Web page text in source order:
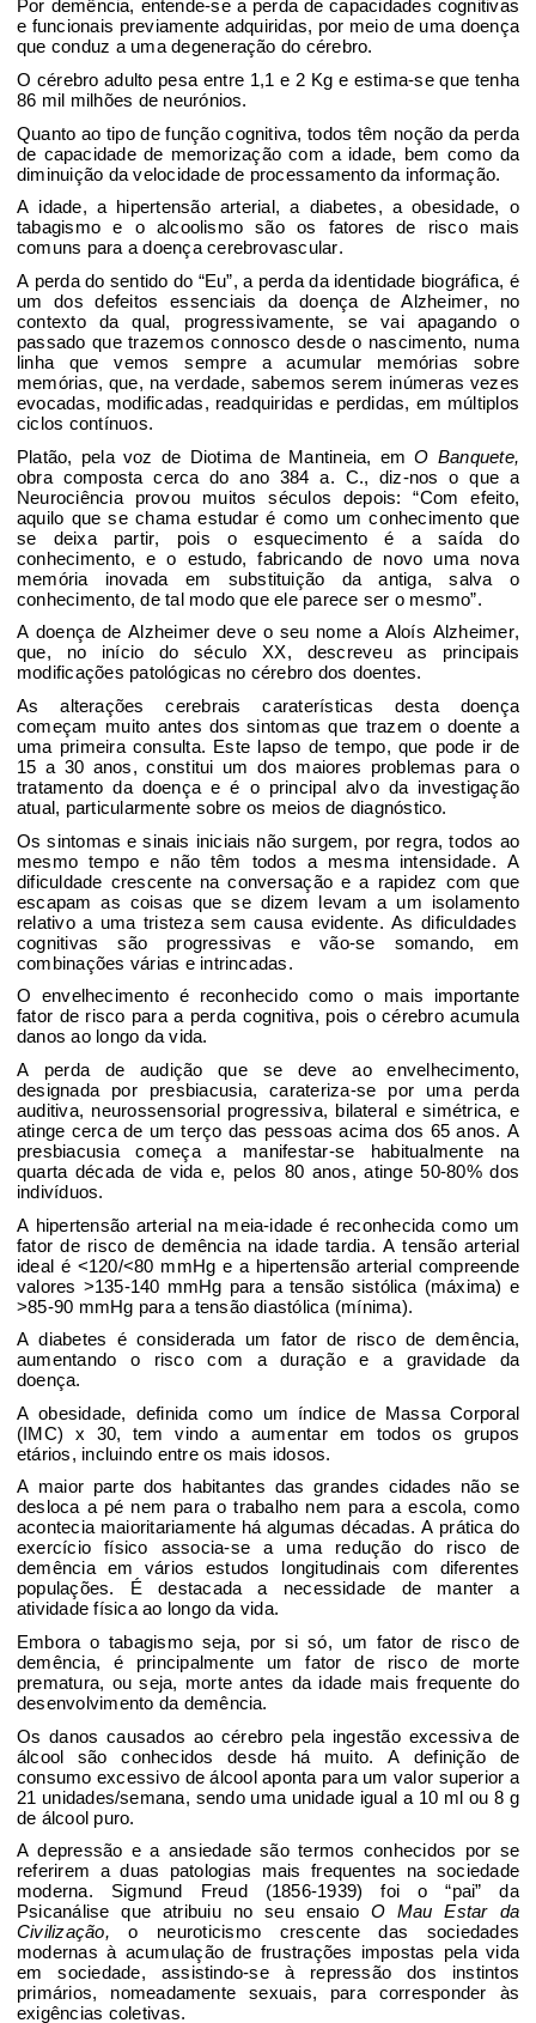
Por demência, entende-se a perda de capacidades cognitivas
e funcionais previamente adquiridas, por meio de uma doença
que conduz a uma degeneração do cérebro.
O cérebro adulto pesa entre 1,1 e 2 Kg e estima-se que tenha
86 mil milhões de neurónios.
Quanto ao tipo de função cognitiva, todos têm noção da perda
de capacidade de memorização com a idade, bem como da
diminuição da velocidade de processamento da informação.
A idade, a hipertensão arterial , a diabetes, a obesidade, o
tabagismo e o alcoolismosão os fatores de riscomais
comuns para a doença cerebrovascular.
A perda do sentido do “Eu”, a perda da identidade biográfica, é
um dos defeitos essenciaisda doença de Alzheimer, no
contexto da qual , progressivamente, se vai apagando o
passado que trazemos connosco desde o nascimento, numa
linha que vemossempre a acumular memórias sobre
memórias, que, na verdade, sabemos serem inúmeras vezes
evocadas, modificadas, readquiridas e perdidas, em múltiplos
ciclos contínuos.
Platão, pela voz de Diotima de Mantineia, emO Banquete,
obra composta cerca do ano 384 a. C., diz-nos o que a
Neurociência provou muitos séculos depois: “Com efeito,
aquilo que se chama estudar é como um conhecimento que
se deixa partir, pois o esquecimento é a saída do
conhecimento, e o estudo, fabricando de novo uma nova
memória inovada em substituição da antiga, salva o
conhecimento, de tal modo que ele parece ser o mesmo”.
A doença de Alzheimer deve o seu nome a Aloís Alzheimer,
que, no início do século XX, descreveuas principais
modificações patológicas no cérebro dos doentes.
As alterações cerebraiscaraterísticas desta doença
começam muito antes dos sintomas que trazem o doente a
uma primeira consulta. Este lapso de tempo, que pode ir de
15 a 30 anos, constitui um dos maiores problemas para o
tratamento da doença e é o principal alvo da investigação
atual , particularmente sobre os meiosde diagnóstico.
Os sintomas e sinais iniciais não surgem, por regra, todos ao
mesmo tempo e não têm todos a mesma intensidade. A
dificuldade crescente na conversação e a rapidez com que
escapam as coisas que se dizem levam a um isolamento
relativo a uma tristeza sem causa evidente. As dificuldades
cognitivas são progressivas e vão-se somando, em
combinações várias e intrincadas.
O envelhecimento é reconhecido como o mais importante
fator de risco para a perda cognitiva, pois o cérebroacumula
danos ao longo da vida.
A perda de audição que se deve ao envelhecimento,
designada por presbiacusia, carateriza-se por uma perda
auditiva, neurossensorial
progressiva, bilateral e simétrica, e
atinge cerca de um terço das pessoas acima dos 65 anos. A
presbiacusia começa a manifestar-se
habitualmente na
quarta década de vida e, pelos 80 anos, atinge 50-80%dos
indivíduos.
A hipertensão arterial na meia-idade é reconhecida como um
fatorde risco de demência na idade tardia. A tensão arterial
ideal é <120/<80 mmHg e a hipertensão arterial compreende
valores >135-140 mmHg para a tensão sistólica (máxima) e
>85-90 mmHg para a tensão diastólica (mínima).
A diabetes é considerada um fator de risco de demência,
aumentando o risco com a duraçãoe a gravidade da
doença.
A obesidade, definida como um índice de Massa Corporal
(IMC) x 30, tem vindo a aumentar em todos os grupos
etários, incluindo entre os mais idosos.
A maior parte dos habitantes das grandes cidades não se
desloca a pé nem para o trabalho nem para a escola, como
acontecia maioritariamente há algumas décadas. A prática do
exercício físico associa-se a uma redução do risco de
demência em vários estudos longitudinais com diferentes
populações. É destacada a necessidade de manter a
atividade físicaao longo da vida.
Embora o tabagismo seja, por si só, um fator de risco de
demência, é principalmente um fator de risco de morte
prematura, ou seja, morte antes da idade mais frequente do
desenvolvimento da demência.
Os danos causados ao cérebro pela ingestão excessiva de
álcool são conhecidos desde há muito. A definição de
consumo excessivo deálcool aponta para um valor superior a
21 unidades/semana, sendo uma unidade igual a 10 ml ou 8 g
de álcool puro.
A depressão e a ansiedade são termos conhecidos por se
referirem a duas patologias mais frequentes na sociedade
moderna.
Sigmund Freud (1856-1939) foi o “pai” da
Psicanáliseque atribuiu noseu ensaio O Mau Estar da
Civilização,o neuroticismo crescente das sociedades
modernas à acumulação de frustrações impostas pela vida
em sociedade, assistindo-se à repressão dos instintos
primários, nomeadamente sexuais, para corresponder às
exigências coletivas.